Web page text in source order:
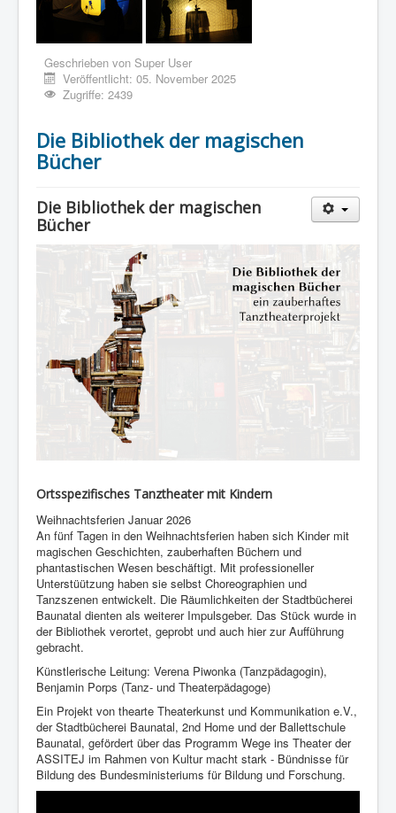
Geschrieben von Super User
Veröffentlicht: 05. November 2025
Zugriffe: 2439
Die Bibliothek der magischen
Bücher
Die Bibliothek der magischen
Bücher
Ortsspezifisches Tanztheater mit Kindern
Weihnachtsferien Januar 2026
An fünf Tagen in den Weihnachtsferien haben sich Kinder mit
magischen Geschichten, zauberhaften Büchern und
phantastischen Wesen beschäftigt. Mit professioneller
Unterstüützung haben sie selbst Choreographien und
Tanzszenen entwickelt. Die Räumlichkeiten der Stadtbücherei
Baunatal dienten als weiterer Impulsgeber. Das Stück wurde in
der Bibliothek verortet, geprobt und auch hier zur Aufführung
gebracht.
Künstlerische Leitung: Verena Piwonka (Tanzpädagogin),
Benjamin Porps (Tanz- und Theaterpädagoge)
Ein Projekt von thearte Theaterkunst und Kommunikation e.V.,
der Stadtbücherei Baunatal, 2nd Home und der Ballettschule
Baunatal, gefördert über das Programm Wege ins Theater der
ASSITEJ im Rahmen von Kultur macht stark - Bündnisse für
Bildung des Bundesministeriums für Bildung und Forschung.